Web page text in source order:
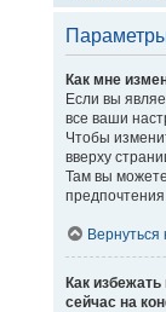
Как мне
Если вы
все ваши
Чтобы
вверху
Там вы
Вернуться
Как
сейчас на